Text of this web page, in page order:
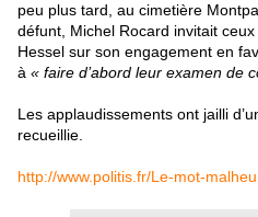
peu plus tard, au cimetière
défunt, Michel Rocard invitait
Hessel sur son engagement en
à « faire d’abord leur examen de
Les applaudissements ont jailli
recueillie.
http://www.politis.fr/Le-mot-